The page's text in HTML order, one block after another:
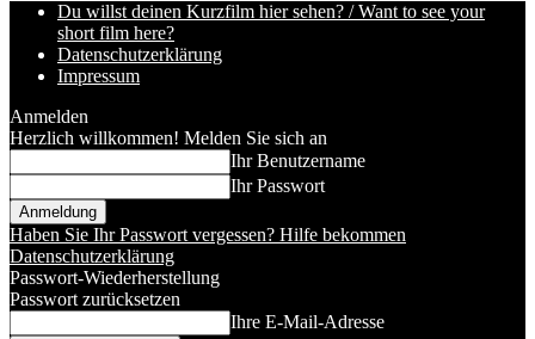
Du willst deinen Kurzfilm hier sehen? / Want to see your
short film here?
Datenschutzerklärung
Impressum
Anmelden
Herzlich willkommen! Melden Sie sich an
Ihr Benutzername
Ihr Passwort
Haben Sie Ihr Passwort vergessen? Hilfe bekommen
Datenschutzerklärung
Passwort-Wiederherstellung
Passwort zurücksetzen
Ihre E-Mail-Adresse